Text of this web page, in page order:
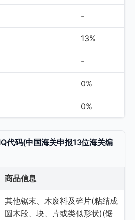
-
13%
-
0%
0%
代码(中国海关申报13位海关编
商品信息
其他锯末、木废料及碎片(粘结成
圆木段、块、片或类似形状)(锯